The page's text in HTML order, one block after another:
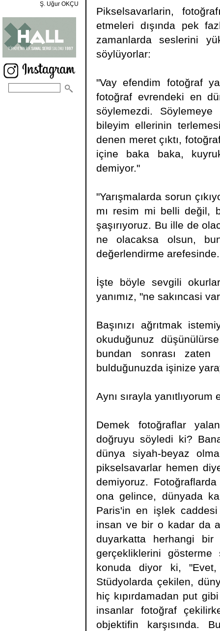
Ş. Uğur OKÇU
Pikselsavarlarin,
etmeleri dışında pek
zamanlarda seslerini
söylüyorlar:
"Vay efendim fotoğraf
fotoğraf evrendeki en
söylemezdi. Söylemeye
bileyim ellerinin
denen meret çıktı,
içine baka baka,
demiyor."
"Yarışmalarda sorun
mı resim mi belli değil,
şaşırıyoruz. Bu ille de
ne olacaksa olsun,
değerlendirme
İşte böyle sevgili
yanımız, "ne sakıncasi
Başınızı ağrıtmak
okuduğunuz
bundan sonrası zaten
bulduğunuzda işinize
Aynı sırayla yanıtlıyorum
Demek fotoğraflar
doğruyu söyledi ki?
dünya siyah-beyaz
pikselsavarlar hemen
demiyoruz.
ona gelince, dünyada
Paris'in en işlek caddesi
insan ve bir o kadar da
duyarkatta herhangi bir
gerçekliklerini gösterme
konuda diyor ki,
Stüdyolarda çekilen,
hiç kıpırdamadan put
insanlar fotoğraf
objektifin karşısında.